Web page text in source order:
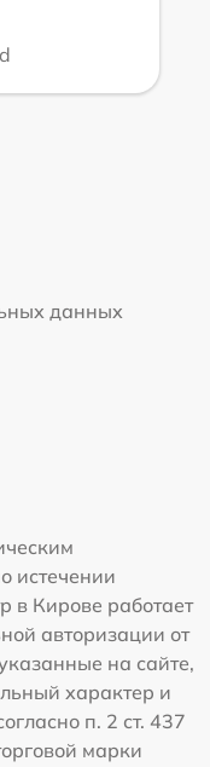
данных
истечении
в Кирове работает
авторизации от
на сайте,
характер и
п. 2 ст. 437
марки